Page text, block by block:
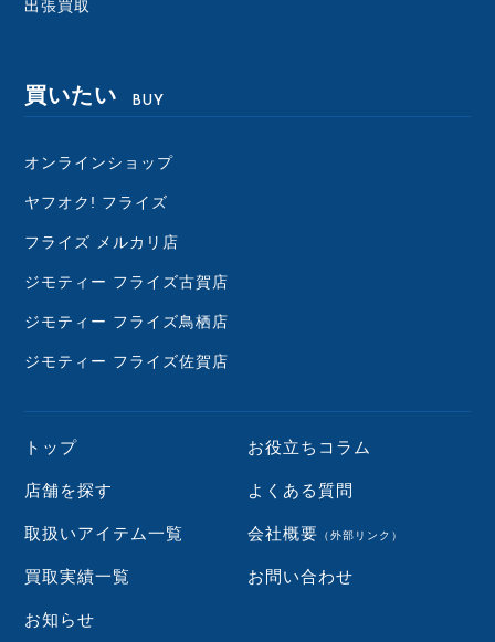
出張買取
買いたい BUY
オンラインショップ
ヤフオク! フライズ
フライズ メルカリ店
ジモティー フライズ古賀店
ジモティー フライズ鳥栖店
ジモティー フライズ佐賀店
トップ
店舗を探す
取扱いアイテム一覧
買取実績一覧
お知らせ
お役立ちコラム
よくある質問
会社概要 （外部リンク）
お問い合わせ